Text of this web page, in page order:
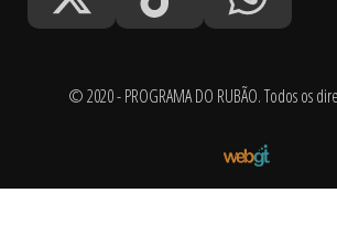
© 2020 - PROGRAMA DO RUBÃO. Todos os